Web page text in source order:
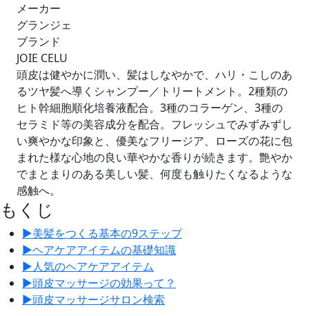
メーカー
グランジェ
ブランド
JOIE CELU
頭皮は健やかに潤い、髪はしなやかで、ハリ・こしのあ
るツヤ髪へ導くシャンプー／トリートメント。2種類の
ヒト幹細胞順化培養液配合。3種のコラーゲン、3種の
セラミド等の美容成分を配合。フレッシュでみずみずし
い爽やかな印象と、優美なフリージア、ローズの花に包
まれた様な心地の良い華やかな香りが続きます。艶やか
でまとまりのある美しい髪、何度も触りたくなるような
感触へ。
もくじ
▶︎美髪をつくる基本の9ステップ
▶︎ヘアケアアイテムの基礎知識
▶︎人気のヘアケアアイテム
▶︎頭皮マッサージの効果って？
▶︎頭皮マッサージサロン検索